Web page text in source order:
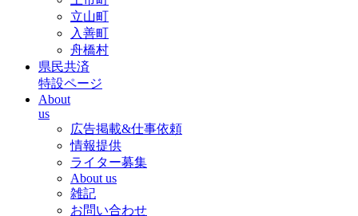
立山町
入善町
舟橋村
県民共済
特設ページ
About
us
広告掲載&仕事依頼
情報提供
ライター募集
About us
雑記
お問い合わせ